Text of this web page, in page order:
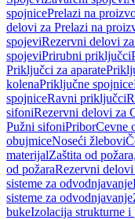
spojnicePrelazi na
delovi za Prelazi na
spojeviRezervni delovi
spojeviPrirubni priključci
Priključci za aparate
kolenaPriključne spojnice
spojniceRavni priključci
sifoniRezervni delovi za
Pužni sifoniPriborCevne
obujmiceNoseći žlebovi
materijalZaštita od
od požaraRezervni delovi
sisteme za odvodnjavanje
sisteme za odvodnjavanje
bukeIzolacija strukturne i